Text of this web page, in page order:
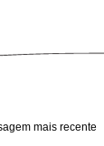
mais recente